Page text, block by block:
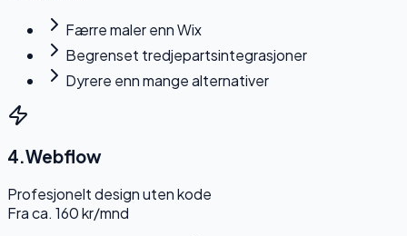
Færre maler enn Wix
Begrenset tredjepartsintegrasjoner
Dyrere enn mange alternativer
4.Webflow
Profesjonelt design uten kode
Fra ca. 160 kr/mnd